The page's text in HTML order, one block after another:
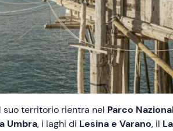
suo territorio rientra nel Parco
Umbra, i laghi di Lesina e Varano, il